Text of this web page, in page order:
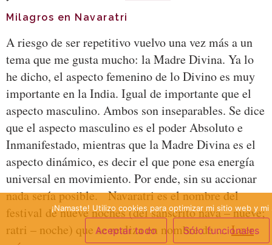
Milagros en Navaratri
A riesgo de ser repetitivo vuelvo una vez más a un
tema que me gusta mucho: la Madre Divina. Ya lo
he dicho, el aspecto femenino de lo Divino es muy
importante en la India. Igual de importante que el
aspecto masculino. Ambos son inseparables. Se dice
que el aspecto masculino es el poder Absoluto e
Inmanifestado, mientras que la Madre Divina es el
aspecto dinámico, es decir el que pone esa energía
universal en movimiento. Por ende, sin su accionar
nada sería posible. Navaratri es el nombre del
festival de nueve noches (del sánscrito nava – nueve;
ratri – noche) que se realiza en nombre de …Leer
¡Namaste! Utilizo cookies para optimizar mi sitio web y mi
Aceptar todo Sólo funcionales